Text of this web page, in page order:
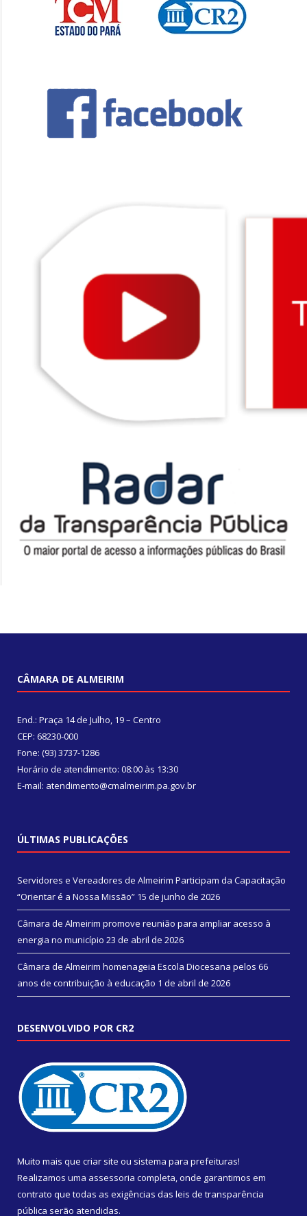
CÂMARA DE ALMEIRIM
End.: Praça 14 de Julho, 19 – Centro
CEP: 68230-000
Fone: (93) 3737-1286
Horário de atendimento: 08:00 às 13:30
E-mail: atendimento@cmalmeirim.pa.gov.br
ÚLTIMAS PUBLICAÇÕES
Servidores e Vereadores de Almeirim Participam da Capacitação
“Orientar é a Nossa Missão” 15 de junho de 2026
Câmara de Almeirim promove reunião para ampliar acesso à
energia no município 23 de abril de 2026
Câmara de Almeirim homenageia Escola Diocesana pelos 66
anos de contribuição à educação 1 de abril de 2026
DESENVOLVIDO POR CR2
Muito mais que criar site ou sistema para prefeituras!
Realizamos uma assessoria completa, onde garantimos em
contrato que todas as exigências das leis de transparência
pública serão atendidas.